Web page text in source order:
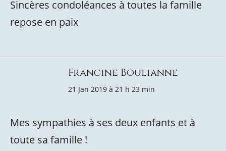
Sincères condoléances à toutes la famille
repose en paix
Francine Boulianne
21 Jan 2019 à 21 h 23 min
Mes sympathies à ses deux enfants et à
toute sa famille !